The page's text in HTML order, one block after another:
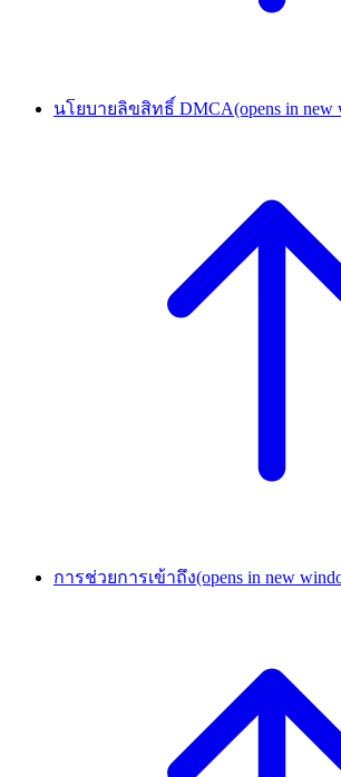
นโยบายลิขสิทธิ์ DMCA(opens in new
การช่วยการเข้าถึง(opens in new